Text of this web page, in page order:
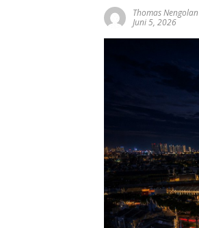
Thomas Nengolan
Juni 5, 2026